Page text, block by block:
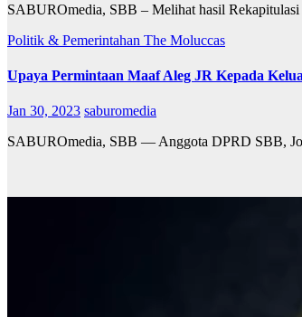
SABUROmedia, SBB – Melihat hasil
Politik & Pemerintahan The Moluccas
Upaya Permintaan Maaf Aleg JR Kepada
Jan 30, 2023 saburomedia
SABUROmedia, SBB — Anggota DPRD SBB,